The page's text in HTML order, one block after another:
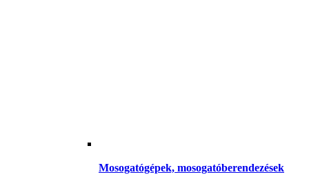
Mosogatógépek, mosogatóberendezések